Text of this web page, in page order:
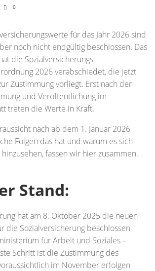
0
für das Jahr 2026 sind
noch nicht endgültig beschlossen. Das
die Sozialversicherungs-
2026 verabschiedet, die jetzt
Zustimmung vorliegt. Erst nach der
und Veröffentlichung im
treten die Werte in Kraft.
nach ab dem 1. Januar 2026
Folgen das hat und warum es sich
fassen wir hier zusammen.
Stand:
hat am 8. Oktober 2025 die neuen
die Sozialversicherung beschlossen
für Arbeit und Soziales –
Schritt ist die Zustimmung des
im November erfolgen